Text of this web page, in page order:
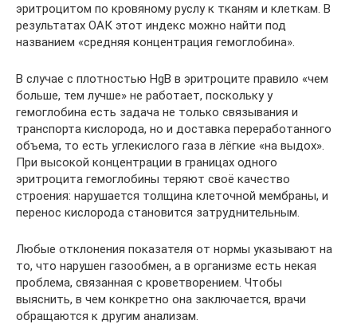
эритроцитом по кровяному руслу к тканям и клеткам. В
результатах ОАК этот индекс можно найти под
названием «средняя концентрация гемоглобина».
В случае с плотностью HgB в эритроците правило «чем
больше, тем лучше» не работает, поскольку у
гемоглобина есть задача не только связывания и
транспорта кислорода, но и доставка переработанного
объема, то есть углекислого газа в лёгкие «на выдох».
При высокой концентрации в границах одного
эритроцита гемоглобины теряют своё качество
строения: нарушается толщина клеточной мембраны, и
перенос кислорода становится затруднительным.
Любые отклонения показателя от нормы указывают на
то, что нарушен газообмен, а в организме есть некая
проблема, связанная с кроветворением. Чтобы
выяснить, в чем конкретно она заключается, врачи
обращаются к другим анализам.